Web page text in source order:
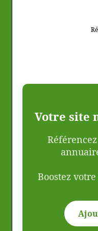
Votre site
Boostez